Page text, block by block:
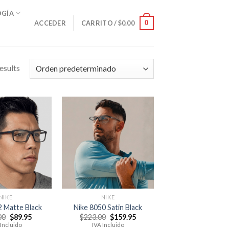
ACCEDER CARRITO /$0.00 0
NIKE
Matte Black
El
precio
$89.95El
Incluido
NIKE
Nike 8050 Satin Black
$223.00 El
precio
$159.95El
IVA Incluido